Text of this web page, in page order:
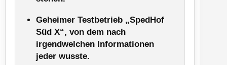
Geheimer Testbetrieb „SpedHof
Süd X“, von dem nach
irgendwelchen Informationen
jeder wusste.